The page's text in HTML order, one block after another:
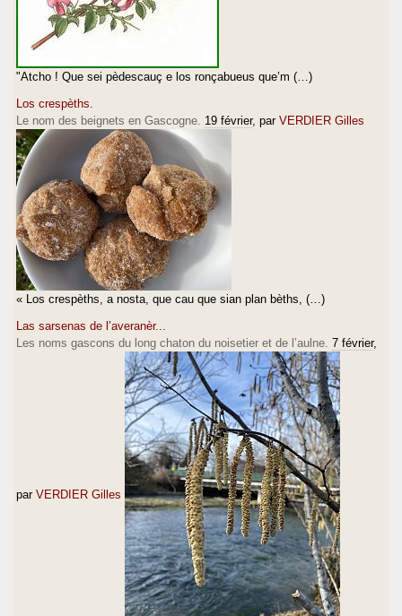
"Atcho ! Que sei pèdescauç e los ronçabueus que’m (…)
Los crespèths.
Le nom des beignets en Gascogne. 19 février, par VERDIER Gilles
« Los crespèths, a nosta, que cau que sian plan bèths, (…)
Las sarsenas de l’averanèr...
Les noms gascons du long chaton du noisetier et de l’aulne. 7 février,
par VERDIER Gilles